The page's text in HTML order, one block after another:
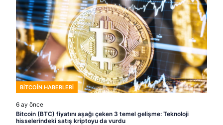
BITCOIN HABERLERI
6 ay önce
Bitcoin (BTC) fiyatını aşağı çeken 3 temel gelişme: Teknoloji
hisselerindeki satış kriptoyu da vurdu